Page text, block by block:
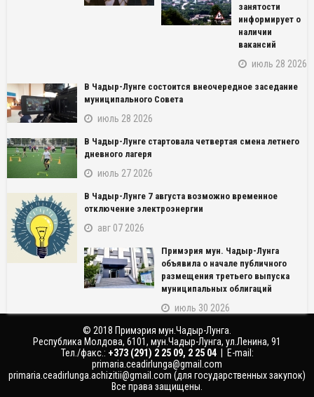
занятости
информирует о
наличии
вакансий
июль 28 2026
В Чадыр-Лунге состоится внеочередное заседание
муниципального Совета
июль 28 2026
В Чадыр-Лунге стартовала четвертая смена летнего
дневного лагеря
июль 27 2026
В Чадыр-Лунге 7 августа возможно временное
отключение электроэнергии
авг 07 2026
Примэрия мун. Чадыр-Лунга
объявила о начале публичного
размещения третьего выпуска
муниципальных облигаций
июль 30 2026
© 2018 Примэрия мун.Чадыр-Лунга.
Республика Молдова, 6101, мун.Чадыр-Лунга, ул.Ленина, 91
Тел./факс.: ‎+373 (291) 2 25 09, 2 25 04| E-mail:
primaria.ceadirlunga@gmail.com
primaria.ceadirlunga.achizitii@gmail.com (для государственных закупок)
Все права защищены.
NAME_SOCIAL_FACEBOOK
NAME_SOCIAL_TWITTER
NAME_SOCIAL_PINTEREST